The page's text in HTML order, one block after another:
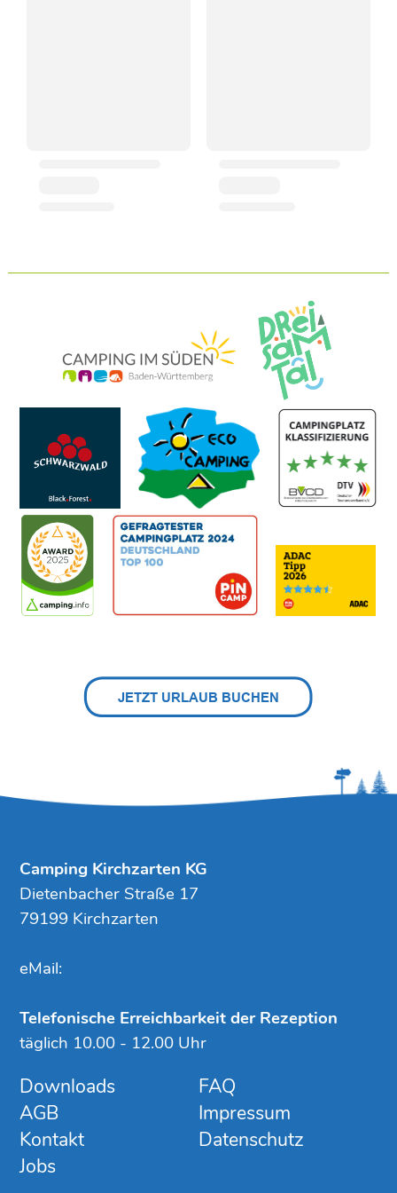
Downloads
AGB
Kontakt
Jobs
FAQ
Impressum
Datenschutz
Camping Kirchzarten KG
Dietenbacher Straße 17
79199 Kirchzarten
eMail:
Telefonische Erreichbarkeit der Rezeption
täglich 10.00 - 12.00 Uhr